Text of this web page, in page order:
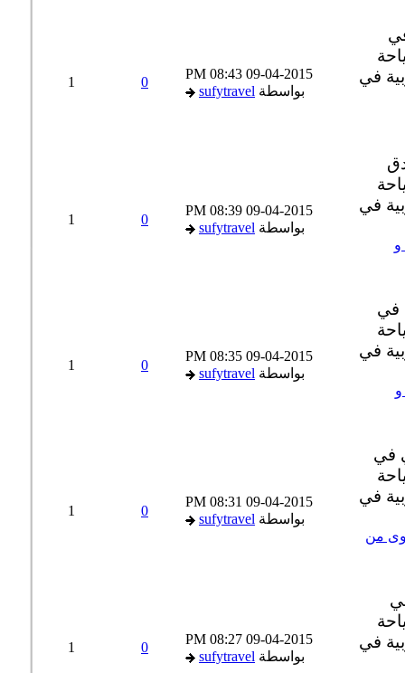
09-04-2015
08:43 PM
بواسطةsufytravel
09-04-2015
08:39 PM
بواسطةsufytravel
09-04-2015
08:35 PM
بواسطةsufytravel
من
09-04-2015
08:31 PM
بواسطةsufytravel
09-04-2015
08:27 PM
بواسطةsufytravel